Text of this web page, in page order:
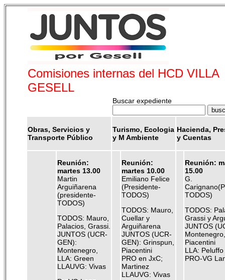
Comisiones internas del HCD VILLA
GESELL
Buscar expediente
Obras, Servicios y
Transporte Público
Turismo, Ecologia
y M Ambiente
Hacienda,
y Cuentas
Reunión:
martes 13.00
Martin
Arguiñarena
(presidente-
TODOS)
TODOS: Mauro,
Palacios, Grassi.
JUNTOS (UCR-
GEN):
Montenegro,
LLA: Green
LLAUVG: Vivas
Reunión:
martes 10.00
Emiliano Felice
(Presidente-
TODOS)
TODOS: Mauro,
Cuellar y
Arguiñarena
JUNTOS (UCR-
GEN): Grinspun,
Piacentini
PRO en JxC;
Martinez
LLAUVG: Vivas
Reunión:
15.00
G.
TODOS)
TODOS:
Grassi y
JUNTOS
Montenegro,
Piacentini
LLA: Peluffo
PRO-VG